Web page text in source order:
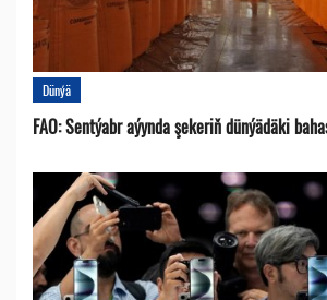
Dünýä
FAO: Sentýabr aýynda şekeriň dünýädäki